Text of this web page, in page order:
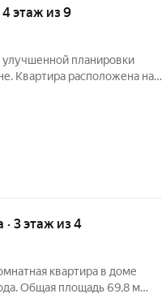
4 этаж из 9
улучшенной планировки
Квартира расположена на 4
установлена система
· 3 этаж из 4
квартира в доме
Общая площадь 69,8 м